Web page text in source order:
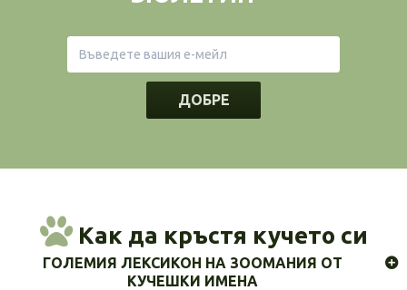
ДОБРЕ
Как да кръстя кучето си
ГОЛЕМИЯ ЛЕКСИКОН НА ЗООМАНИЯ ОТ
КУЧЕШКИ ИМЕНА